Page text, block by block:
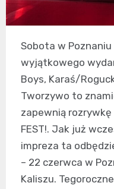
Sobota w Poznaniu
wyjątkowego
Boys, Karaś/
Tworzywo to
zapewnią
FEST!. Jak już
impreza ta
– 22 czerwca w
Kaliszu.